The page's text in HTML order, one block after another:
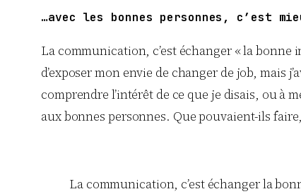
…avec les bonnes personnes, c’est
La communication, c’est échanger « la bonne
d’exposer mon envie de changer de job, mais
comprendre l’intérêt de ce que je disais, ou à
aux bonnes personnes. Que pouvaient-ils
La communication, c’est échanger la